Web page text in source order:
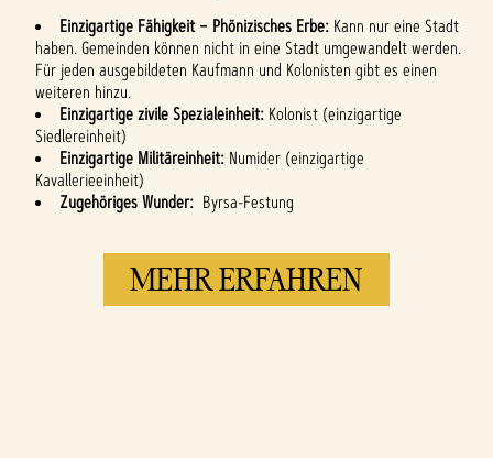
Einzigartige Fähigkeit – Phönizisches Erbe: Kann nur eine Stadt
haben. Gemeinden können nicht in eine Stadt umgewandelt werden.
Für jeden ausgebildeten Kaufmann und Kolonisten gibt es einen
weiteren hinzu.
Einzigartige zivile Spezialeinheit: Kolonist (einzigartige
Siedlereinheit)
Einzigartige Militäreinheit: Numider (einzigartige
Kavallerieeinheit)
Zugehöriges Wunder: Byrsa-Festung
MEHR ERFAHREN